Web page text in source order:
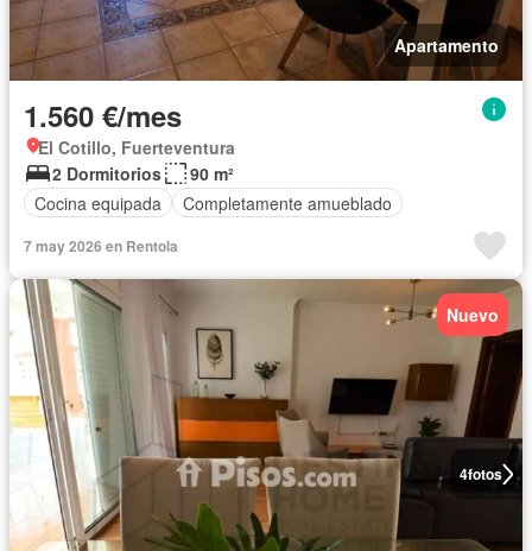
Apartamento
1.560 €/mes
El Cotillo, Fuerteventura
2 Dormitorios
90 m²
Cocina equipada
Completamente amueblado
7 may 2026 en Rentola
4fotos
Nuevo